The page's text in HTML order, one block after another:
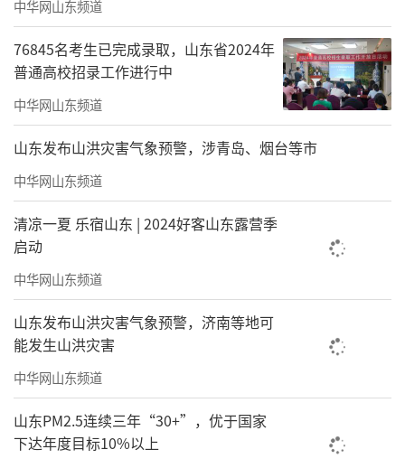
中华网山东频道
76845名考生已完成录取，山东省2024年
普通高校招录工作进行中
中华网山东频道
山东发布山洪灾害气象预警，涉青岛、烟台等市
中华网山东频道
清凉一夏 乐宿山东 | 2024好客山东露营季
启动
中华网山东频道
山东发布山洪灾害气象预警，济南等地可
能发生山洪灾害
中华网山东频道
山东PM2.5连续三年“30+”，优于国家
下达年度目标10%以上